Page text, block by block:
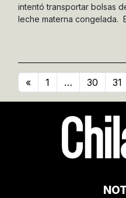
intentó transportar bolsas
leche materna congelada.
« 1 … 30 31